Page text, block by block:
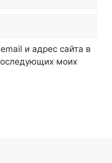
и адрес сайта в
моих